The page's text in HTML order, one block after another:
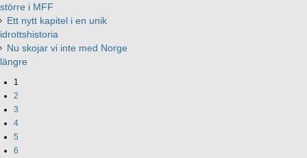
större i MFF
Ett nytt kapitel i en unik
idrottshistoria
Nu skojar vi inte med Norge
längre
1
2
3
4
5
6